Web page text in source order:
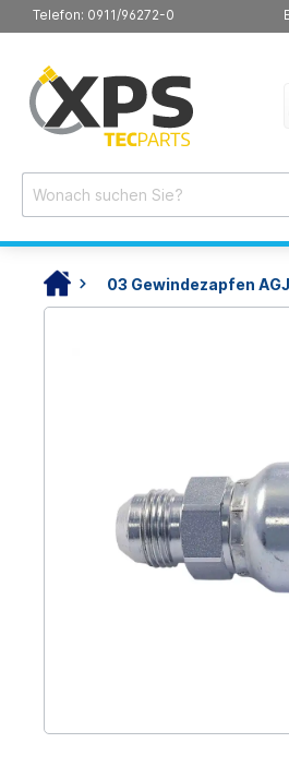
Telefon: 0911/96272-0
03 Gewindezapfen AGJ